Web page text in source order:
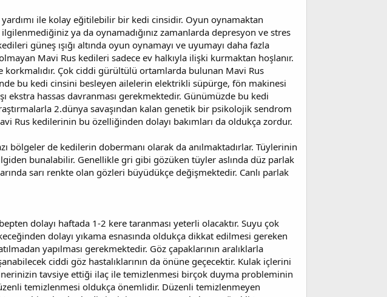
ile kolay eğitilebilir bir kedi cinsidir. Oyun oynamaktan
ya da oynamadığınız zamanlarda depresyon ve stres
güneş ışığı altında oyun oynamayı ve uyumayı daha fazla
Mavi Rus kedileri sadece ev halkıyla ilişki kurmaktan hoşlanır.
Çok ciddi gürültülü ortamlarda bulunan Mavi Rus
bu kedi cinsini besleyen ailelerin elektrikli süpürge, fön makinesi
ekstra hassas davranması gerekmektedir. Günümüzde bu kedi
2.dünya savaşından kalan genetik bir psikolojik sendrom
Rus kedilerinin bu özelliğinden dolayı bakımları da oldukça zordur.
bölgeler de kedilerin dobermanı olarak da anılmaktadırlar. Tüylerinin
bunalabilir. Genellikle gri gibi gözüken tüyler aslında düz parlak
sarı renkte olan gözleri büyüdükçe değişmektedir. Canlı parlak
dolayı haftada 1-2 kere taranması yeterli olacaktır. Suyu çok
dolayı yıkama esnasında oldukça dikkat edilmesi gereken
yapılması gerekmektedir. Göz çapaklarının aralıklarla
ciddi göz hastalıklarının da önüne geçecektir. Kulak içlerini
tavsiye ettiği ilaç ile temizlenmesi birçok duyma probleminin
temizlenmesi oldukça önemlidir. Düzenli temizlenmeyen